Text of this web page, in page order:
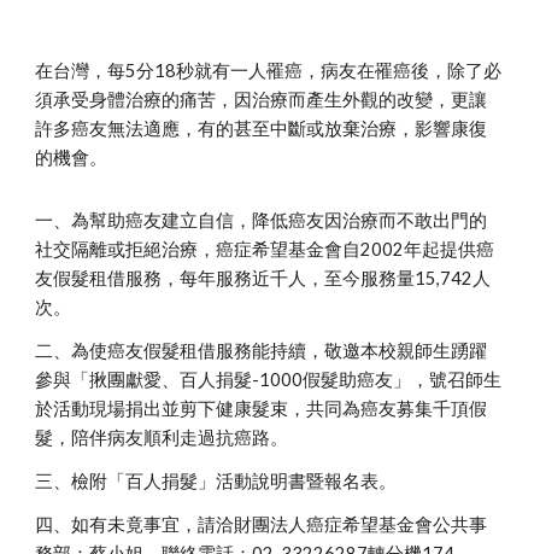
在台灣，每5分18秒就有一人罹癌，病友在罹癌後，除了必
須承受身體治療的痛苦，因治療而產生外觀的改變，更讓
許多癌友無法適應，有的甚至中斷或放棄治療，影響康復
的機會。
一、為幫助癌友建立自信，降低癌友因治療而不敢出門的
社交隔離或拒絕治療，癌症希望基金會自2002年起提供癌
友假髮租借服務，每年服務近千人，至今服務量15,742人
次。
二、為使癌友假髮租借服務能持續，敬邀本校親師生踴躍
參與「揪團獻愛、百人捐髮-1000假髮助癌友」，號召師生
於活動現場捐出並剪下健康髮束，共同為癌友募集千頂假
髮，陪伴病友順利走過抗癌路。
三、檢附「百人捐髮」活動說明書暨報名表。
四、如有未竟事宜，請洽財團法人癌症希望基金會公共事